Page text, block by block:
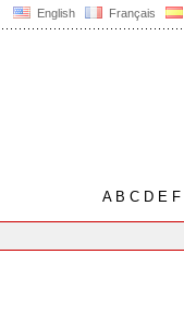
English Français
AB C D E F